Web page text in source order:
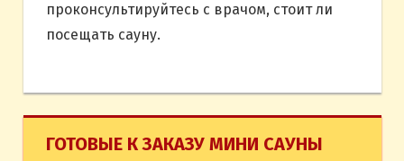
проконсультируйтесь с врачом, стоит ли
посещать сауну.
ГОТОВЫЕ К ЗАКАЗУ МИНИ САУНЫ